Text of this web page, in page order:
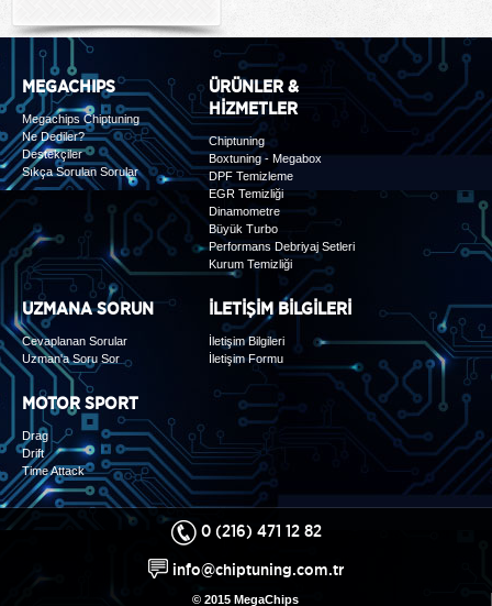
MEGACHIPS
Megachips Chiptuning
Ne Dediler?
Destekçiler
Sıkça Sorulan Sorular
ÜRÜNLER &
HİZMETLER
Chiptuning
Boxtuning - Megabox
DPF Temizleme
EGR Temizliği
Dinamometre
Büyük Turbo
Performans Debriyaj Setleri
Kurum Temizliği
UZMANA SORUN
Cevaplanan Sorular
Uzman'a Soru Sor
İLETİŞİM BİLGİLERİ
İletişim Bilgileri
İletişim Formu
MOTOR SPORT
Drag
Drift
Time Attack
0 (216) 471 12 82
info@chiptuning.com.tr
© 2015 MegaChips